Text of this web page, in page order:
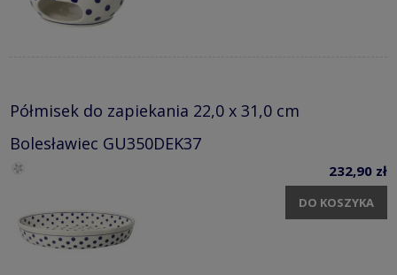
Półmisek do zapiekania 22,0 x 31,0 cm
Bolesławiec GU350DEK37
232,90 zł
DO KOSZYKA